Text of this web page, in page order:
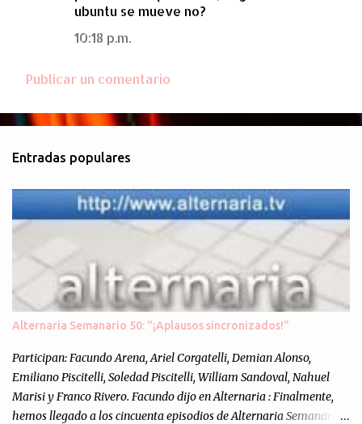
t
a
i
s
ubuntu se mueve no?
10:18 p.m.
Publicar un comentario
Entradas populares
Alternaria Semanario 50: "¡Aplausos sincronizados!"
Participan: Facundo Arena, Ariel Corgatelli, Demian Alonso,
Emiliano Piscitelli, Soledad Piscitelli, William Sandoval, Nahuel
Marisi y Franco Rivero. Facundo dijo en Alternaria : Finalmente,
hemos llegado a los cincuenta episodios de Alternaria Semanario.